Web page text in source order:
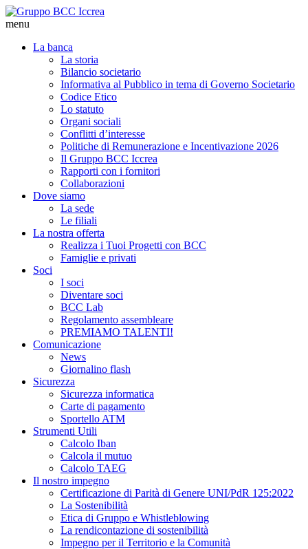
menu
La banca
La storia
Bilancio societario
Informativa al Pubblico in tema di Governo Societario
Codice Etico
Lo statuto
Organi sociali
Conflitti d’interesse
Politiche di Remunerazione e Incentivazione 2026
Il Gruppo BCC Iccrea
Rapporti con i fornitori
Collaborazioni
Dove siamo
La sede
Le filiali
La nostra offerta
Realizza i Tuoi Progetti con BCC
Famiglie e privati
Soci
I soci
Diventare soci
BCC Lab
Regolamento assembleare
PREMIAMO TALENTI!
Comunicazione
News
Giornalino flash
Sicurezza
Sicurezza informatica
Carte di pagamento
Sportello ATM
Strumenti Utili
Calcolo Iban
Calcola il mutuo
Calcolo TAEG
Il nostro impegno
Certificazione di Parità di Genere UNI/PdR 125:2022
La Sostenibilità
Etica di Gruppo e Whistleblowing
La rendicontazione di sostenibilità
Impegno per il Territorio e la Comunità